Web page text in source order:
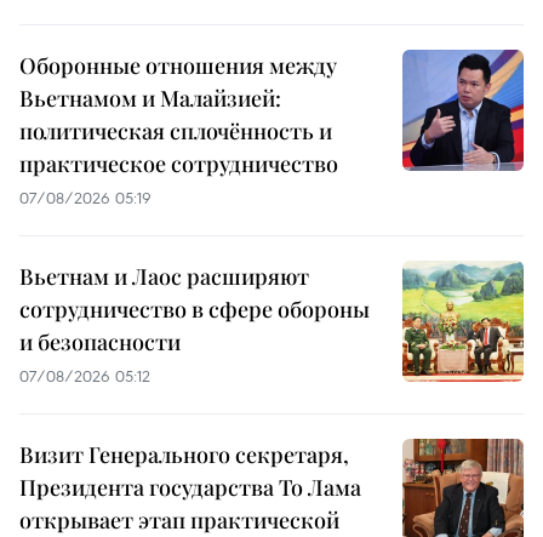
Оборонные отношения между
Вьетнамом и Малайзией:
политическая сплочённость и
практическое сотрудничество
07/08/2026 05:19
Вьетнам и Лаос расширяют
сотрудничество в сфере обороны
и безопасности
07/08/2026 05:12
Визит Генерального секретаря,
Президента государства То Лама
открывает этап практической